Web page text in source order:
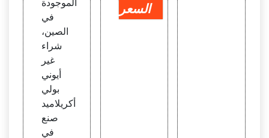
الموجودة
في
الصين،
شراء
غير
أيوني
بولي
أكريلاميد
صنع
في
السعر